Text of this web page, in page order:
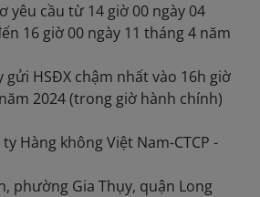
yêu cầu từ 14 giờ 00 ngày 04
16 giờ 00 ngày 11 tháng 4 năm
HSĐX chậm nhất vào 16h giờ
2024 (trong giờ hành chính)
Hàng không Việt Nam-CTCP -
phường Gia Thụy, quận Long